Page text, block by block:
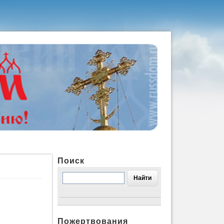
Поиск
Пожертвования